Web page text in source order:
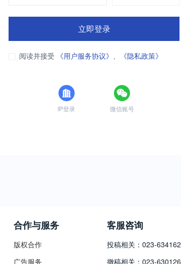
立即登录
阅读并接受 《用户服务协议》 、 《隐私政策》
IP登录 微信账号
合作与服务
版权合作
广告服务
客服咨询
投稿相关：023-
撤稿相关：023-